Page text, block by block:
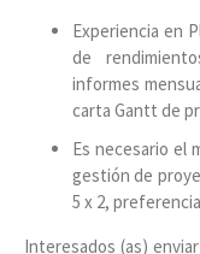
Experiencia en
de
informes
carta Gantt de
Es necesario el
gestión de
5 x 2,
Interesados (as)